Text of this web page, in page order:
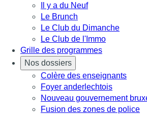
Il y a du Neuf
Le Brunch
Le Club du Dimanche
Le Club de l'Immo
Grille des programmes
Nos dossiers
Colère des enseignants
Foyer anderlechtois
Nouveau gouvernement
Fusion des zones de police